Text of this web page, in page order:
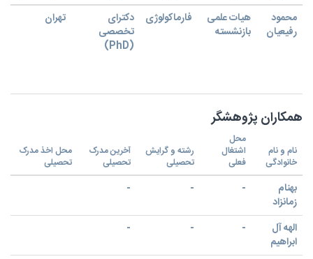
محمود
رفیعیان
هیات علمی
بازنشسته
فارماکولوژی
دکترای
تخصصی
(PhD)
تهران
همکاران پژوهشگر
نام و نام
خانوادگی
محل
اشتغال
فعلی
رشته و گرایش
تحصیلی
آخرین مدرک
تحصیلی
محل اخذ مدرک
تحصیلی
بهنام
زمانزاد
-
-
-
الهه آل
ابراهیم
-
-
-